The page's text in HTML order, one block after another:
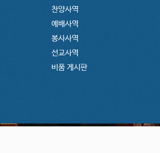
찬양사역
예배사역
봉사사역
선교사역
비품 게시판